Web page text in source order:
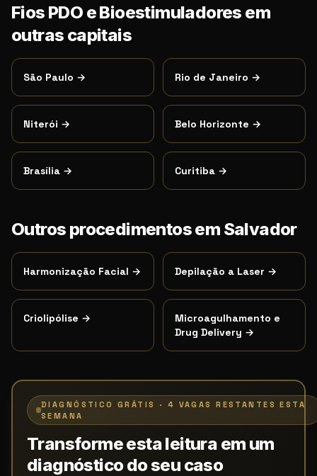
Fios PDO e Bioestimuladores em
outras capitais
São Paulo → Rio de Janeiro →
Niterói → Belo Horizonte →
Brasília → Curitiba →
Outros procedimentos em Salvador
Harmonização Facial → Depilação a Laser →
Criolipólise →
Microagulhamento e
Drug Delivery →
DIAGNÓSTICO GRÁTIS · 4 VAGAS RESTANTES ESTA
SEMANA
Transforme esta leitura em um
diagnóstico do seu caso